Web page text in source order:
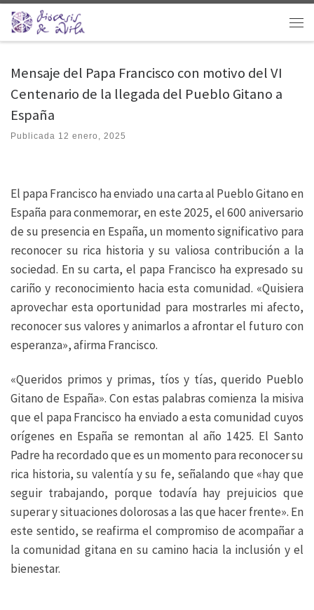
Saltar al contenido
Mensaje del Papa Francisco con motivo del VI
Centenario de la llegada del Pueblo Gitano a
España
Publicada 12 enero, 2025
El papa Francisco ha enviado una carta al Pueblo Gitano en
España para conmemorar, en este 2025, el 600 aniversario
de su presencia en España, un momento significativo para
reconocer su rica historia y su valiosa contribución a la
sociedad. En su carta, el papa Francisco ha expresado su
cariño y reconocimiento hacia esta comunidad. «Quisiera
aprovechar esta oportunidad para mostrarles mi afecto,
reconocer sus valores y animarlos a afrontar el futuro con
esperanza», afirma Francisco.
«Queridos primos y primas, tíos y tías, querido Pueblo
Gitano de España». Con estas palabras comienza la misiva
que el papa Francisco ha enviado a esta comunidad cuyos
orígenes en España se remontan al año 1425. El Santo
Padre ha recordado que es un momento para reconocer su
rica historia, su valentía y su fe, señalando que «hay que
seguir trabajando, porque todavía hay prejuicios que
superar y situaciones dolorosas a las que hacer frente». En
este sentido, se reafirma el compromiso de acompañar a
la comunidad gitana en su camino hacia la inclusión y el
bienestar.